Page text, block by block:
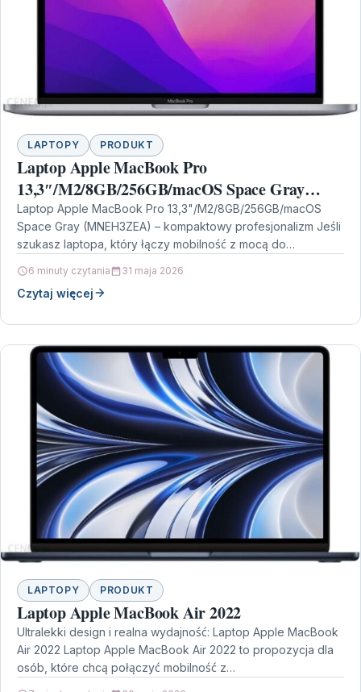
LAPTOPY PRODUKT
Laptop Apple MacBook Pro
13,3″/M2/8GB/256GB/macOS Space Gray
(MNEH3ZEA)
Laptop Apple MacBook Pro 13,3"/M2/8GB/256GB/macOS
Space Gray (MNEH3ZEA) – kompaktowy profesjonalizm Jeśli
szukasz laptopa, który łączy mobilność z mocą do
6 minuty czytania 31 maja 2026
Czytaj więcej
LAPTOPY PRODUKT
Laptop Apple MacBook Air 2022
Ultralekki design i realna wydajność: Laptop Apple MacBook
Air 2022 Laptop Apple MacBook Air 2022 to propozycja dla
osób, które chcą połączyć mobilność z…